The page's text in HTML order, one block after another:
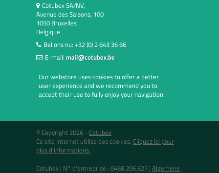
Cotubex SA/NV,
Avenue des Saisons, 100
1050 Bruxelles
Belgique
Bel ons nu: +32 (0) 2 643 36 66
E-mail: mail@cotubex.be
Our webstore uses cookies to offer a better
user experience and we recommend you to
accept their use to fully enjoy your navigation.
© Copyright 2026 - Cotubex
Ce site internet utilise des cookies. Cliquez ici pour
plus d'informations.
Cotubex | N° d'entreprise : 0468.206.627 | Algemene